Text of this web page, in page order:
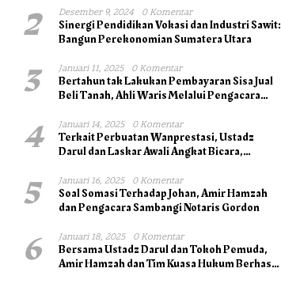
2 Desember 9, 2024 0 Komentar
Sinergi Pendidikan Vokasi dan Industri Sawit:
Bangun Perekonomian Sumatera Utara
3 Januari 11, 2025 0 Komentar
Bertahun tak Lakukan Pembayaran Sisa Jual
Beli Tanah, Ahli Waris Melalui Pengacara
4 Januari 14, 2025 0 Komentar
Terkait Perbuatan Wanprestasi, Ustadz
Darul dan Laskar Awali Angkat Bicara,
5 Januari 16, 2025 0 Komentar
Soal Somasi Terhadap Johan, Amir Hamzah
dan Pengacara Sambangi Notaris Gordon
6 Januari 18, 2025 0 Komentar
Bersama Ustadz Darul dan Tokoh Pemuda,
Amir Hamzah dan Tim Kuasa Hukum Berhasil